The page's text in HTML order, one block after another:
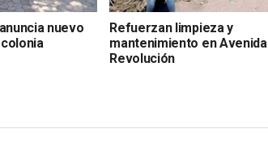
nuevo
Refuerzan limpieza y
mantenimiento en Avenida
Revolución